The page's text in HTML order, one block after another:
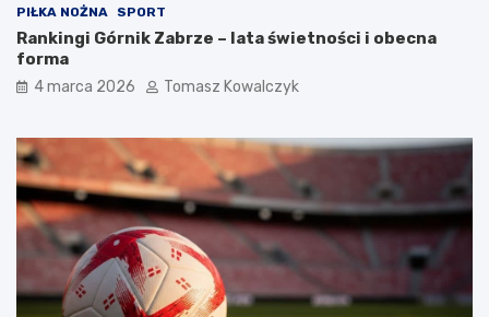
PIŁKA NOŻNA
SPORT
Rankingi Górnik Zabrze – lata świetności i obecna
forma
4 marca 2026 Tomasz Kowalczyk